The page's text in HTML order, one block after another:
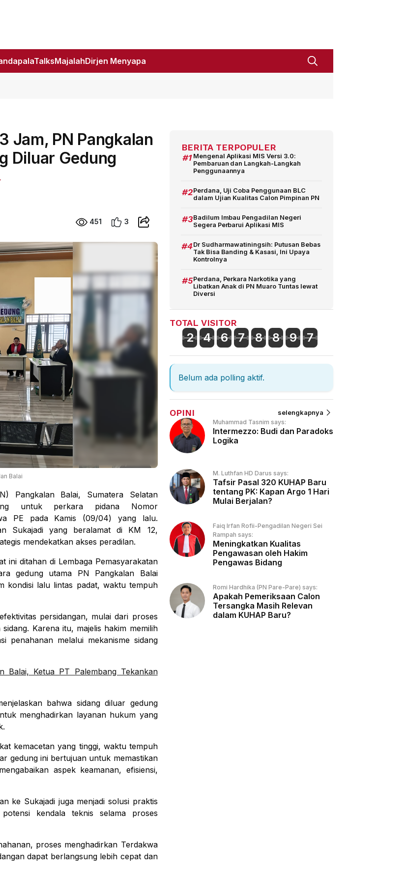
MajalahDirjen Menyapa
Jam, PN Pangkalan
Diluar Gedung
451 3
Balai
Pangkalan Balai, Sumatera Selatan
untuk perkara pidana Nomor
PE pada Kamis (09/04) yang lalu.
Sukajadi yang beralamat di KM 12,
mendekatkan akses peradilan.
ini ditahan di Lembaga Pemasyarakatan
gedung utama PN Pangkalan Balai
kondisi lalu lintas padat, waktu tempuh
persidangan, mulai dari proses
Karena itu, majelis hakim memilih
penahanan melalui mekanisme sidang
Balai, Ketua PT Palembang Tekankan
bahwa sidang diluar gedung
menghadirkan layanan hukum yang
kemacetan yang tinggi, waktu tempuh
gedung ini bertujuan untuk memastikan
aspek keamanan, efisiensi,
ke Sukajadi juga menjadi solusi praktis
kendala teknis selama proses
proses menghadirkan Terdakwa
dapat berlangsung lebih cepat dan
BERITA TERPOPULER
#1 Mengenal Aplikasi MIS Versi 3.0:
Pembaruan dan Langkah-Langkah
Penggunaannya
#2Perdana, Uji Coba Penggunaan BLC
dalam Ujian Kualitas Calon Pimpinan PN
#3Badilum Imbau Pengadilan Negeri
Segera Perbarui Aplikasi MIS
#4Dr Sudharmawatiningsih: Putusan Bebas
Tak Bisa Banding & Kasasi, Ini Upaya
Kontrolnya
#5Perdana, Perkara Narkotika yang
Libatkan Anak di PN Muaro Tuntas lewat
Diversi
TOTAL VISITOR
2 4 6 7 8 8 9 7
Belum ada polling aktif.
OPINI selengkapnya
Muhammad Tasnim says:
Intermezzo: Budi dan Paradoks
Logika
M. Luthfan HD Darus says:
Tafsir Pasal 320 KUHAP Baru
tentang PK: Kapan Argo 1 Hari
Mulai Berjalan?
Faiq Irfan Rofii-Pengadilan Negeri Sei
Rampah says:
Meningkatkan Kualitas
Pengawasan oleh Hakim
Pengawas Bidang
Romi Hardhika (PN Pare-Pare) says:
Apakah Pemeriksaan Calon
Tersangka Masih Relevan
dalam KUHAP Baru?